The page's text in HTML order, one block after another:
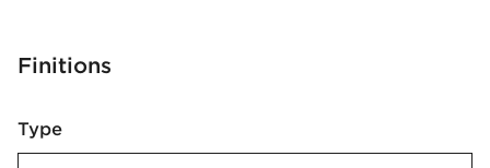
Finitions
Type